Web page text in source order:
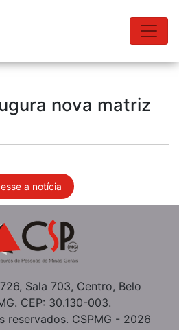
nova matriz
a notícia
Sala 703, Centro, Belo
CEP: 30.130-003.
reservados. CSPMG - 2026